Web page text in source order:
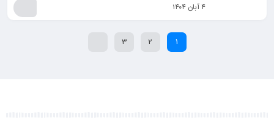
۴ آبان ۱۴۰۴
1
2
3